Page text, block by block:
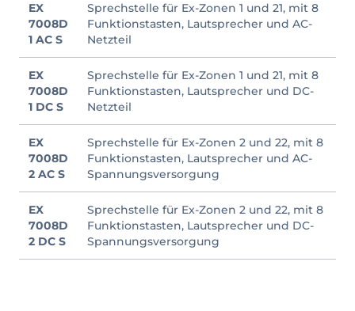
EX
7008D
1 AC S
Sprechstelle für Ex-Zonen 1 und 21, mit 8
Funktionstasten, Lautsprecher und AC-
Netzteil
EX
7008D
1 DC S
Sprechstelle für Ex-Zonen 1 und 21, mit 8
Funktionstasten, Lautsprecher und DC-
Netzteil
EX
7008D
2 AC S
Sprechstelle für Ex-Zonen 2 und 22, mit 8
Funktionstasten, Lautsprecher und AC-
Spannungsversorgung
EX
7008D
2 DC S
Sprechstelle für Ex-Zonen 2 und 22, mit 8
Funktionstasten, Lautsprecher und DC-
Spannungsversorgung